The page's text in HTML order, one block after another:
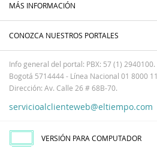
MÁS INFORMACIÓN
CONOZCA NUESTROS PORTALES
Info general del portal: PBX: 57 (1) 2940100.
Bogotá 5714444 - Línea Nacional 01 8000
Dirección: Av. Calle 26 # 68B-70.
servicioalclienteweb@eltiempo.com
VERSIÓN PARA COMPUTADOR